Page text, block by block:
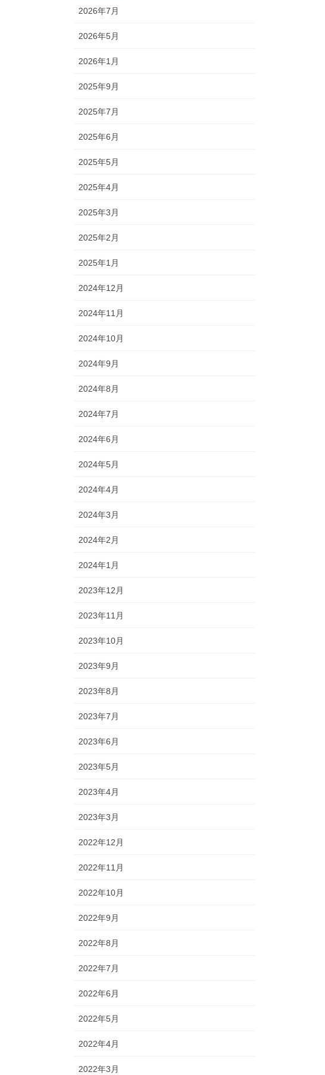
2026年7月
2026年5月
2026年1月
2025年9月
2025年7月
2025年6月
2025年5月
2025年4月
2025年3月
2025年2月
2025年1月
2024年12月
2024年11月
2024年10月
2024年9月
2024年8月
2024年7月
2024年6月
2024年5月
2024年4月
2024年3月
2024年2月
2024年1月
2023年12月
2023年11月
2023年10月
2023年9月
2023年8月
2023年7月
2023年6月
2023年5月
2023年4月
2023年3月
2022年12月
2022年11月
2022年10月
2022年9月
2022年8月
2022年7月
2022年6月
2022年5月
2022年4月
2022年3月